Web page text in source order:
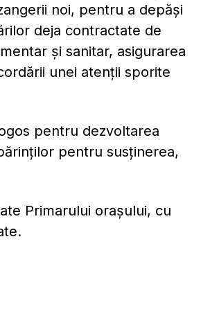
noi, pentru a depăşi
deja contractate de
şi sanitar, asigurarea
unei atenţii sporite
pentru dezvoltarea
pentru susţinerea,
Primarului oraşului, cu